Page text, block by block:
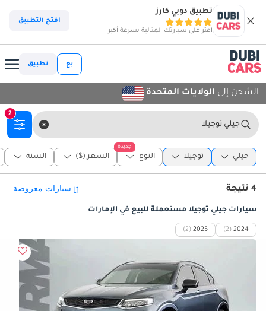
تطبيق دوبي كارز
اعثر على سيارتك المثالية بسرعة أكبر
افتح التطبيق
بع تطبيق
الشحن إلى الولايات المتحدة
جيلي توجيلا
2
جيلي توجيلا
جديدة
النوع السعر ($) السنة
4 نتيجة
سيارات جيلي توجيلا مستعملة للبيع في الإمارات
2024
(2)
2025
(2)